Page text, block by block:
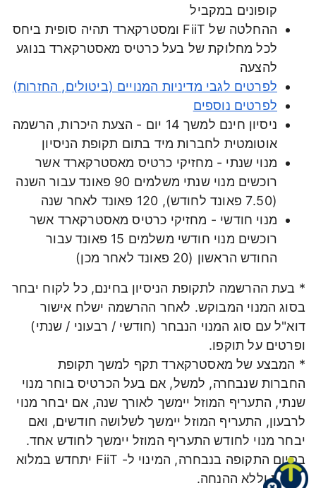
קופונים במקביל
ההחלטה של FiiT ומסטרקארד תהיה סופית ביחס
לכל מחלוקת של בעל כרטיס מאסטרקארד בנוגע
להצעה
לפרטים לגבי מדיניות המנויים (ביטולים, החזרות)
לפרטים נוספים
ניסיון חינם למשך 14 יום - הצעת היכרות, הרשמה
אוטומטית לחברות מיד בתום תקופת הניסיון
מנוי שנתי - מחזיקי כרטיס מאסטרקארד אשר
רוכשים מנוי שנתי משלמים 90 פאונד עבור השנה
(7.50 פאונד לחודש), 120 פאונד לאחר שנה
מנוי חודשי - מחזיקי כרטיס מאסטרקארד אשר
רוכשים מנוי חודשי משלמים 15 פאונד עבור
החודש הראשון (20 פאונד לאחר מכן)
* בעת ההרשמה לתקופת הניסיון בחינם, כל לקוח יבחר
בסוג המנוי המבוקש. לאחר ההרשמה ישלח אישור
דוא"ל עם סוג המנוי הנבחר (חודשי / רבעוני / שנתי)
ופרטים על תוקפו.
* המבצע של מאסטרקארד תקף למשך תקופת
החברות שנבחרה, למשל, אם בעל הכרטיס בוחר מנוי
שנתי, התעריף המוזל יימשך לאורך שנה, אם יבחר מנוי
לרבעון, התעריף המוזל יימשך לשלושה חודשים, ואם
יבחר מנוי לחודש התעריף המוזל יימשך לחודש אחד.
בסיום התקופה בנבחרה, המינוי ל- FiiT יתחדש במלוא
העלות וללא ההנחה.